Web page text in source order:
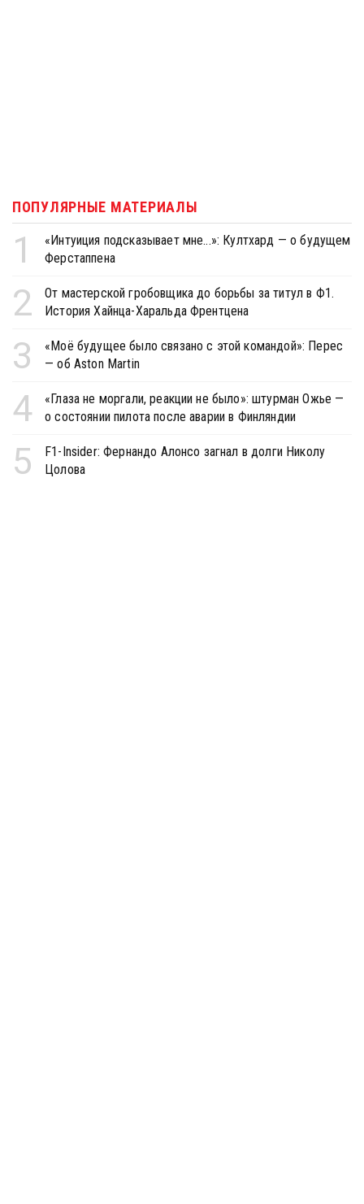
ПОПУЛЯРНЫЕ МАТЕРИАЛЫ
1
«Интуиция подсказывает мне...»: Култхард — о будущем
Ферстаппена
2
От мастерской гробовщика до борьбы за титул в Ф1.
История Хайнца-Харальда Френтцена
3
«Моё будущее было связано с этой командой»: Перес
— об Aston Martin
4
«Глаза не моргали, реакции не было»: штурман Ожье —
о состоянии пилота после аварии в Финляндии
5
F1-Insider: Фернандо Алонсо загнал в долги Николу
Цолова